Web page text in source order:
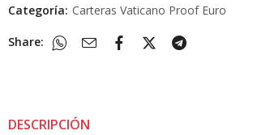
Categoría: Carteras Vaticano Proof Euro
Share:
DESCRIPCIÓN